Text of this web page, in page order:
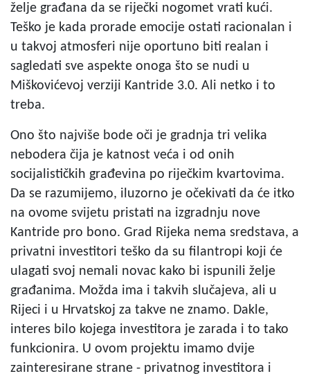
želje građana da se riječki nogomet vrati kući.
Teško je kada prorade emocije ostati racionalan i
u takvoj atmosferi nije oportuno biti realan i
sagledati sve aspekte onoga što se nudi u
Miškovićevoj verziji Kantride 3.0. Ali netko i to
treba.
Ono što najviše bode oči je gradnja tri velika
nebodera čija je katnost veća i od onih
socijalističkih građevina po riječkim kvartovima.
Da se razumijemo, iluzorno je očekivati da će itko
na ovome svijetu pristati na izgradnju nove
Kantride pro bono. Grad Rijeka nema sredstava, a
privatni investitori teško da su filantropi koji će
ulagati svoj nemali novac kako bi ispunili želje
građanima. Možda ima i takvih slučajeva, ali u
Rijeci i u Hrvatskoj za takve ne znamo. Dakle,
interes bilo kojega investitora je zarada i to tako
funkcionira. U ovom projektu imamo dvije
zainteresirane strane - privatnog investitora i